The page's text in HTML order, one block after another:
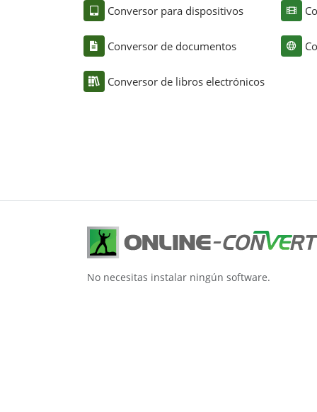
Conversor para dispositivos
Conversor de documentos
Conversor de libros electrónicos
No necesitas instalar ningún software.